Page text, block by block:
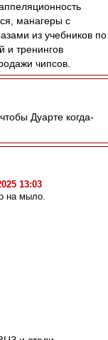
манагеры с
из учебников по
и тренингов
чипсов.
Дуарте когда-
13:03
на мыло.